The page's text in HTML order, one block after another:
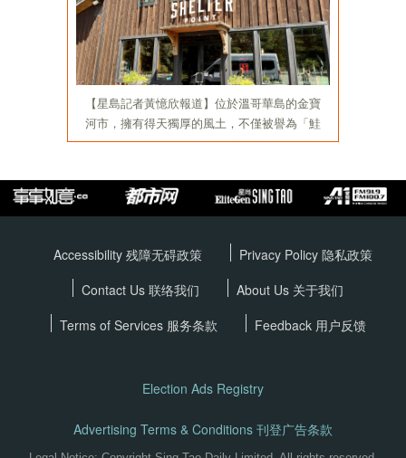
Accessibility 残障无碍政策 Privacy Policy 隐私政策
Contact Us 联络我们
About Us 关于我们
Terms of Services 服务条款 Feedback 用户反馈
Election Ads Registry
Advertising Terms & Conditions 刊登广告条款